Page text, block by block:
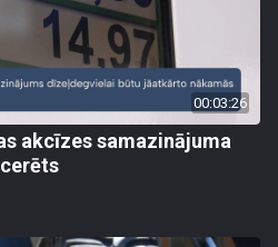
00:03:26
akcīzes samazinājuma